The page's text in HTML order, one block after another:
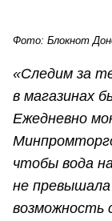
Фото: Блокнот
«Следим за
в магазинах
Ежедневно
чтобы вода
не
возможность